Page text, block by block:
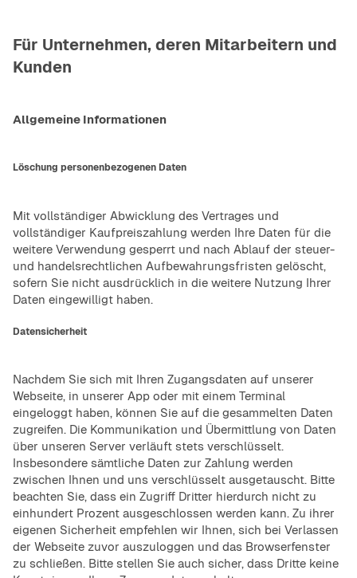
Für Unternehmen, deren Mitarbeitern und
Kunden
Allgemeine Informationen
Löschung personenbezogenen Daten
Mit vollständiger Abwicklung des Vertrages und
vollständiger Kaufpreiszahlung werden Ihre Daten für die
weitere Verwendung gesperrt und nach Ablauf der steuer-
und handelsrechtlichen Aufbewahrungsfristen gelöscht,
sofern Sie nicht ausdrücklich in die weitere Nutzung Ihrer
Daten eingewilligt haben.
Datensicherheit
Nachdem Sie sich mit Ihren Zugangsdaten auf unserer
Webseite, in unserer App oder mit einem Terminal
eingeloggt haben, können Sie auf die gesammelten Daten
zugreifen. Die Kommunikation und Übermittlung von Daten
über unseren Server verläuft stets verschlüsselt.
Insbesondere sämtliche Daten zur Zahlung werden
zwischen Ihnen und uns verschlüsselt ausgetauscht. Bitte
beachten Sie, dass ein Zugriff Dritter hierdurch nicht zu
einhundert Prozent ausgeschlossen werden kann. Zu ihrer
eigenen Sicherheit empfehlen wir Ihnen, sich bei Verlassen
der Webseite zuvor auszuloggen und das Browserfenster
zu schließen. Bitte stellen Sie auch sicher, dass Dritte keine